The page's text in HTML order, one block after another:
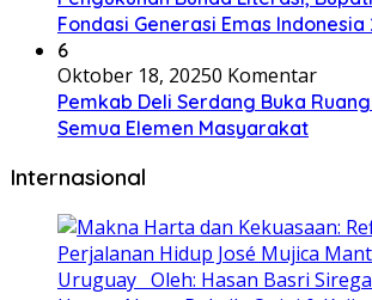
Fondasi Generasi Emas Indonesia
6
Oktober 18, 20250 Komentar
Pemkab Deli Serdang Buka
Semua Elemen Masyarakat
Internasional